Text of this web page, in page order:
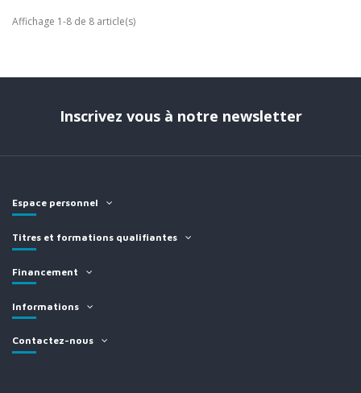
Affichage 1-8 de 8 article(s)
Inscrivez vous à notre newsletter
Espace personnel
Titres et formations qualifiantes
Financement
Informations
Contactez-nous